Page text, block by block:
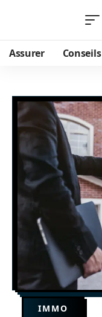
Assurer Conseils
IMMO